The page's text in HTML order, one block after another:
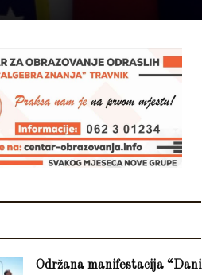
Održana manifestacija “Dani